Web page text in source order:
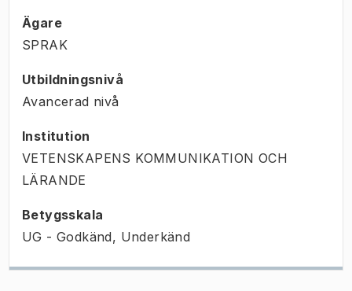
Ägare
SPRAK
Utbildningsnivå
Avancerad nivå
Institution
VETENSKAPENS KOMMUNIKATION OCH
LÄRANDE
Betygsskala
UG - Godkänd, Underkänd